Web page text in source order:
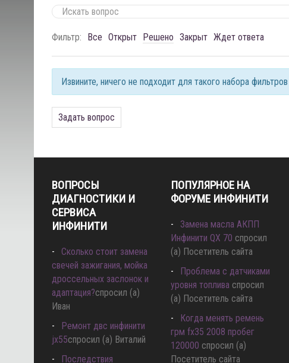
Фильтр: Все Открыт Решено Закрыт Ждет ответа
Извините, ничего не подходит для такого набора фильтров
Задать вопрос
ВОПРОСЫ
ДИАГНОСТИКИ И
СЕРВИСА
ИНФИНИТИ
Сколько стоит замена
свечей зажигания, мойка
дроссельных заслонок и
адаптация?спросил (а)
Иван
Ремонт двс инфинити
jx55спросил (а) Виталий
Последствия
ПОПУЛЯРНОЕ НА
ФОРУМЕ ИНФИНИТИ
Замена масла АКПП
Инфинити QX 70 спросил
(а) Посетитель сайта
Проблема с датчиками
уровня топлива спросил
(а) Посетитель сайта
Когда менять ремень
грм fx35 2008 пробег
120000 спросил (а)
Посетитель сайта